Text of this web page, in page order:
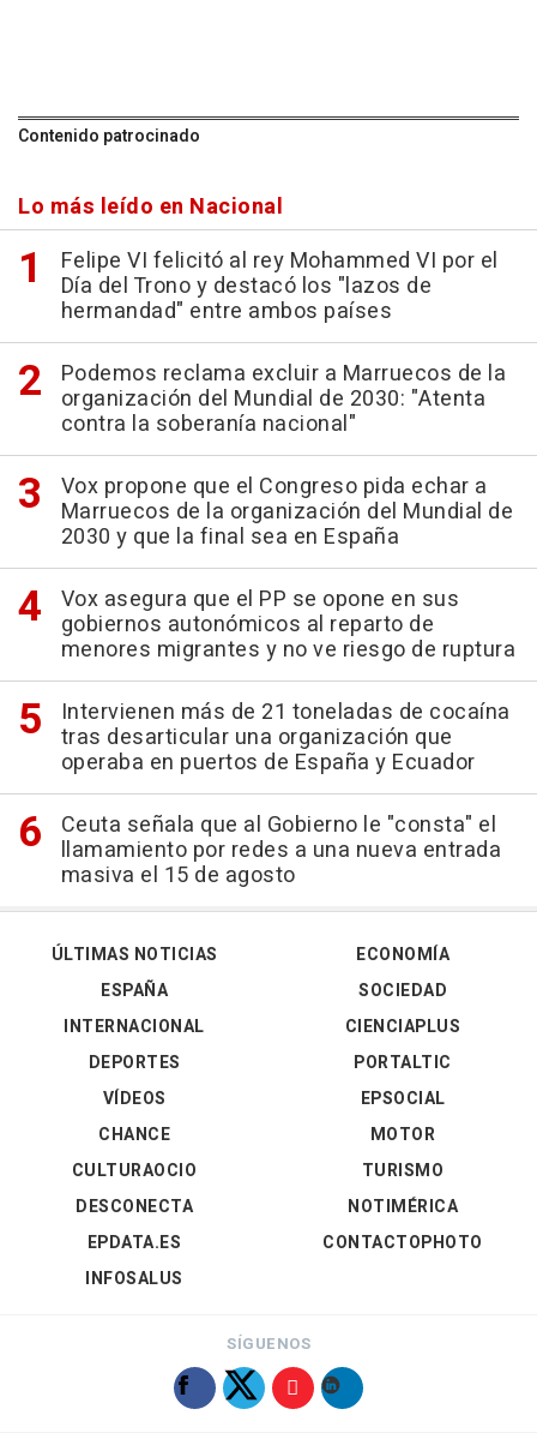
Contenido patrocinado
Lo más leído en Nacional
Felipe VI felicitó al rey Mohammed VI por el
Día del Trono y destacó los "lazos de
hermandad" entre ambos países
Podemos reclama excluir a Marruecos de la
organización del Mundial de 2030: "Atenta
contra la soberanía nacional"
Vox propone que el Congreso pida echar a
Marruecos de la organización del Mundial de
2030 y que la final sea en España
Vox asegura que el PP se opone en sus
gobiernos autonómicos al reparto de
menores migrantes y no ve riesgo de ruptura
Intervienen más de 21 toneladas de cocaína
tras desarticular una organización que
operaba en puertos de España y Ecuador
Ceuta señala que al Gobierno le "consta" el
llamamiento por redes a una nueva entrada
masiva el 15 de agosto
ÚLTIMAS NOTICIAS
ESPAÑA
INTERNACIONAL
DEPORTES
VÍDEOS
ECONOMÍA
SOCIEDAD
CIENCIAPLUS
PORTALTIC
EPSOCIAL
CHANCE
CULTURAOCIO
DESCONECTA
EPDATA.ES
INFOSALUS
MOTOR
TURISMO
NOTIMÉRICA
CONTACTOPHOTO
SÍGUENOS